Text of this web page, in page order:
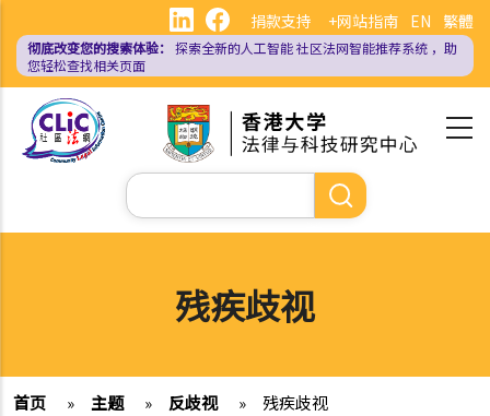
主
EN 繁體
捐款支持 +网站指南
彻底改变您的搜索体验： 探索全新的人工智能社区法网智能推荐系统 ，助
您轻松查找相关页面
搜
索
残疾歧视
首页 » 主题 » 反歧视 » 残疾歧视